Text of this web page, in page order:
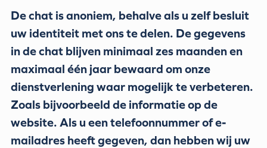
De chat is anoniem, behalve als u zelf besluit
uw identiteit met ons te delen. De gegevens
in de chat blijven minimaal zes maanden en
maximaal één jaar bewaard om onze
dienstverlening waar mogelijk te verbeteren.
Zoals bijvoorbeeld de informatie op de
website. Als u een telefoonnummer of e-
mailadres heeft gegeven, dan hebben wij uw